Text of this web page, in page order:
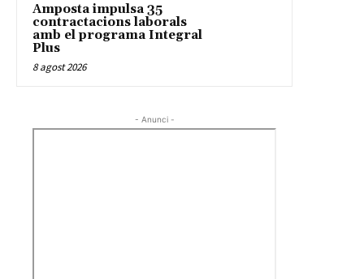
Amposta impulsa 35
contractacions laborals
amb el programa Integral
Plus
8 agost 2026
- Anunci -